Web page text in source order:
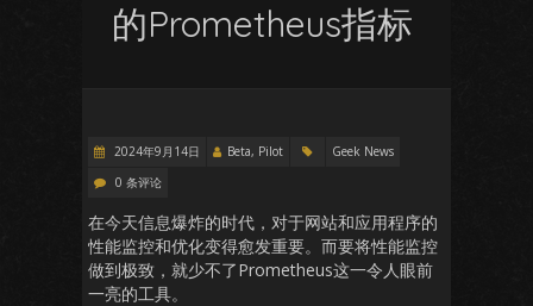
的Prometheus指标
2024年9月14日 Beta, Pilot
Geek News
0 条评论
在今天信息爆炸的时代，对于网站和应用程序的
性能监控和优化变得愈发重要。而要将性能监控
做到极致，就少不了Prometheus这一令人眼前
一亮的工具。